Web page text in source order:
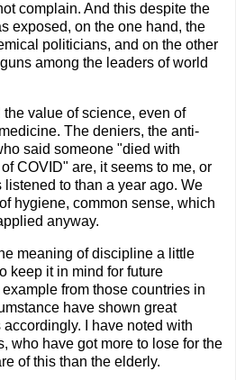
complain. And this despite the
exposed, on the one hand, the
politicians, and on the other
among the leaders of world
value of science, even of
The deniers, the anti-
said someone "died with
COVID" are, it seems to me, or
to than a year ago. We
hygiene, common sense, which
anyway.
meaning of discipline a little
keep it in mind for future
from those countries in
have shown great
I have noted with
who have got more to lose for the
of this than the elderly.